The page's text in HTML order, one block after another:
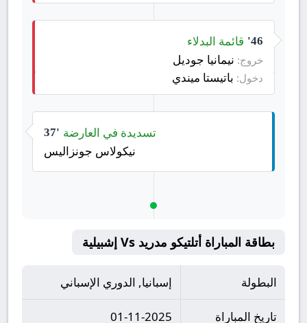
46' قائمة البدلاء
خروج: نيمانيا جوديل
دخول: باتيستا ميندي
37' تسديدة في العارضة
نيكولاس جونزاليس
بطاقة المباراة أتلتيكو مدريد Vs إشبيلية
البطولة إسبانيا, الدوري الإسباني
تاريخ المباراة 01-11-2025